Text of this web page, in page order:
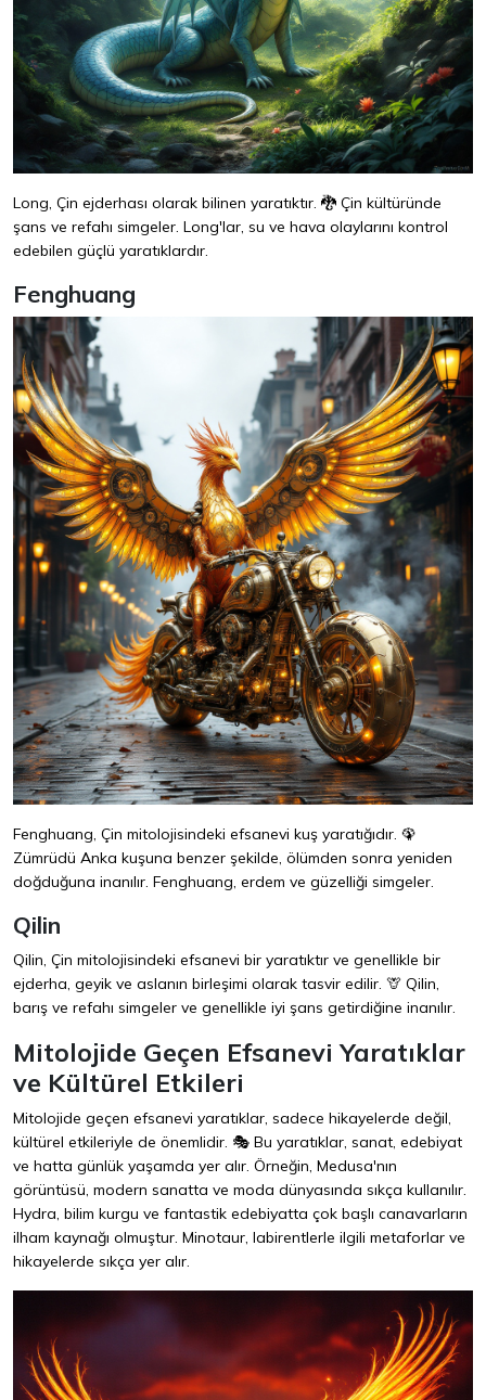
Long, Çin ejderhası olarak bilinen yaratıktır. 🐉 Çin kültüründe
şans ve refahı simgeler. Long'lar, su ve hava olaylarını kontrol
edebilen güçlü yaratıklardır.
Fenghuang
Fenghuang, Çin mitolojisindeki efsanevi kuş yaratığıdır. 🦚
Zümrüdü Anka kuşuna benzer şekilde, ölümden sonra yeniden
doğduğuna inanılır. Fenghuang, erdem ve güzelliği simgeler.
Qilin
Qilin, Çin mitolojisindeki efsanevi bir yaratıktır ve genellikle bir
ejderha, geyik ve aslanın birleşimi olarak tasvir edilir. 🦒 Qilin,
barış ve refahı simgeler ve genellikle iyi şans getirdiğine inanılır.
Mitolojide Geçen Efsanevi Yaratıklar
ve Kültürel Etkileri
Mitolojide geçen efsanevi yaratıklar, sadece hikayelerde değil,
kültürel etkileriyle de önemlidir. 🎭 Bu yaratıklar, sanat, edebiyat
ve hatta günlük yaşamda yer alır. Örneğin, Medusa'nın
görüntüsü, modern sanatta ve moda dünyasında sıkça kullanılır.
Hydra, bilim kurgu ve fantastik edebiyatta çok başlı canavarların
ilham kaynağı olmuştur. Minotaur, labirentlerle ilgili metaforlar ve
hikayelerde sıkça yer alır.